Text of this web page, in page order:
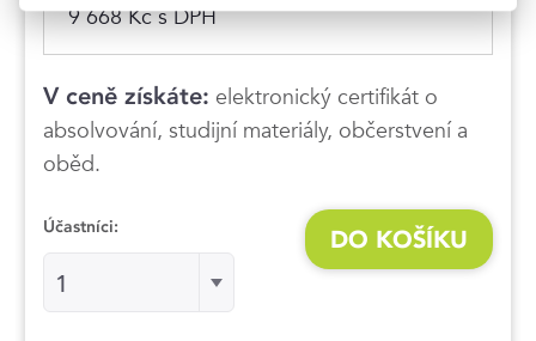
9 668 Kč s DPH
V ceně získáte: elektronický certifikát o
absolvování, studijní materiály, občerstvení a
oběd.
Účastníci:
1
DO KOŠÍKU